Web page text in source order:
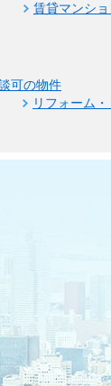
賃貸マンショ
可の物件
リフォーム